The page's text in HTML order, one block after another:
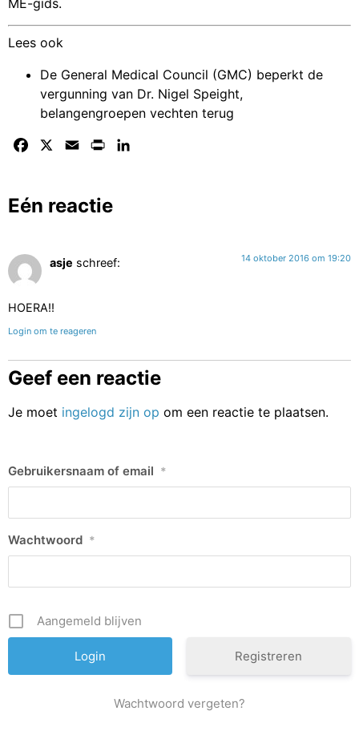
ME-gids.
Lees ook
De General Medical Council (GMC) beperkt de
vergunning van Dr. Nigel Speight,
belangengroepen vechten terug
Facebook Email Print
Eén reactie
asje schreef: 14 oktober 2016 om 19:20
HOERA!!
Login om te reageren
Geef een reactie
Je moet ingelogd zijn op om een reactie te plaatsen.
Gebruikersnaam of email *
Wachtwoord *
Aangemeld blijven
Registreren
Wachtwoord vergeten?